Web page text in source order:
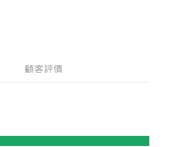
顧客評價